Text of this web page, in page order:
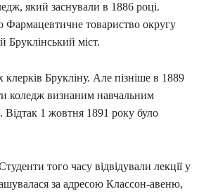
який заснували в 1886 році.
Фармацевтичне товариство округу
Бруклінський міст.
Брукліну. Але пізніше в 1889
коледж визнаним навчальним
1 жовтня 1891 року було
того часу відвідували лекції у
за адресою Классон-авеню,